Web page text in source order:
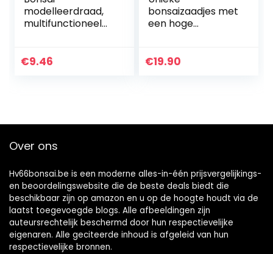
modelleerdraad,
multifunctioneel
voor
€9.46
bonsaizaadjes met
een hoge
uw eigen
€19.90
Over ons
Hv66bonsai.be is een moderne alles-in-één prijsvergelijkings-
en beoordelingswebsite die de beste deals biedt die
beschikbaar zijn op amazon en u op de hoogte houdt via de
laatst toegevoegde blogs. Alle afbeeldingen zijn
auteursrechtelijk beschermd door hun respectievelijke
eigenaren. Alle geciteerde inhoud is afgeleid van hun
respectievelijke bronnen.